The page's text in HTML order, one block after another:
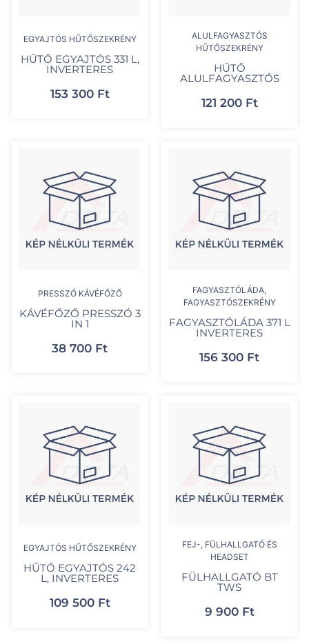
EGYAJTÓS HŰTŐSZEKRÉNY
HŰTŐ EGYAJTÓS 331 L,
INVERTERES
153 300 Ft
ALULFAGYASZTÓS
HŰTŐSZEKRÉNY
HŰTŐ
ALULFAGYASZTÓS
121 200 Ft
PRESSZÓ KÁVÉFŐZŐ
KÁVÉFŐZŐ PRESSZÓ 3
IN 1
38 700 Ft
FAGYASZTÓLÁDA,
FAGYASZTÓSZEKRÉNY
FAGYASZTÓLÁDA 371 L
INVERTERES
156 300 Ft
EGYAJTÓS HŰTŐSZEKRÉNY
HŰTŐ EGYAJTÓS 242
L, INVERTERES
109 500 Ft
FEJ-, FÜLHALLGATÓ ÉS
HEADSET
FÜLHALLGATÓ BT
TWS
9 900 Ft